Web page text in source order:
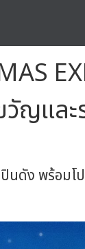
วัญแล
นดัง พร้อมโ